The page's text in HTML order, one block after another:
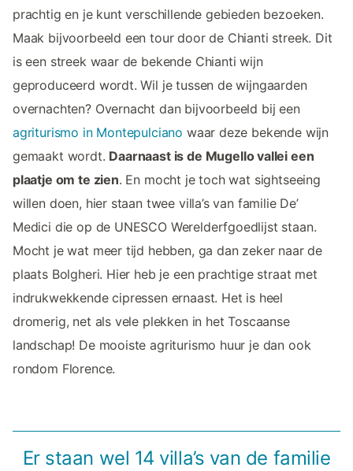
prachtig en je kunt verschillende gebieden bezoeken.
Maak bijvoorbeeld een tour door de Chianti streek. Dit
is een streek waar de bekende Chianti wijn
geproduceerd wordt. Wil je tussen de wijngaarden
overnachten? Overnacht dan bijvoorbeeld bij een
agriturismo in Montepulciano waar deze bekende wijn
gemaakt wordt. Daarnaast is de Mugello vallei een
plaatje om te zien. En mocht je toch wat sightseeing
willen doen, hier staan twee villa’s van familie De’
Medici die op de UNESCO Werelderfgoedlijst staan.
Mocht je wat meer tijd hebben, ga dan zeker naar de
plaats Bolgheri. Hier heb je een prachtige straat met
indrukwekkende cipressen ernaast. Het is heel
dromerig, net als vele plekken in het Toscaanse
landschap! De mooiste agriturismo huur je dan ook
rondom Florence.
Er staan wel 14 villa’s van de familie